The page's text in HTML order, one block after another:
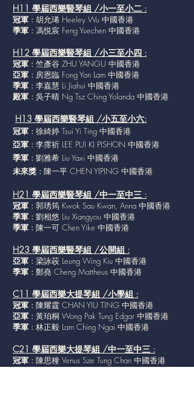
H11 學屆西樂豎琴組 /小一至小二 :
冠軍 : 胡允琋 Heeley Wu 中國香港
季軍 : 馮悦宸 Feng Yuechen 中國香港
H12 學屆西樂豎琴組 /小三至小四 :
冠軍 : 竺彥谷 ZHU YANGU 中國香港
亞軍 : 房恩臨 Fong Yan Lam 中國香港
季軍 : 李嘉慧 Li Jiahui 中國香港
殿軍 : 吳子晴 Ng Tsz Ching Yolanda 中國香港
H13 學屆西樂豎琴組 /小五至小六:
冠軍 : 徐綺婷 Tsui Yi Ting 中國香港
亞軍 : 李霈祈 LEE PUI KI PISHON 中國香港
季軍 : 劉雅希 Liu Yaxi 中國香港
未來獎 : 陳一平 CHEN YIPING 中國香港
H21 學屆西樂豎琴組 /中一至中三 :
冠軍 : 郭琇筠 Kwok Sau Kwan, Anna 中國香港
季軍 : 劉相悠 Liu Xiangyou 中國香港
季軍 : 陳一可 Chen Yike 中國香港
H23 學屆西樂豎琴組 /公開組 :
亞軍 : 梁詠荍 Leung Wing Kiu 中國香港
季軍 : 鄭堯 Cheng Mattheus 中國香港
C11 學屆西樂大提琴組 /小學組 :
冠軍 : 陳耀霆 CHAN YIU TING 中國香港
亞軍 : 黃珀桐 Wong Pak Tung Edgar 中國香港
季軍 : 林正毅 Lam Ching Ngai 中國香港
C21 學屆西樂大提琴組 /中一至中三 :
冠軍 : 陳思橦 Venus Sze Tung Chan 中國香港